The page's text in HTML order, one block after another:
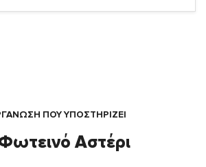
ΠΟΥ ΥΠΟΣΤΗΡΙΖΕΙ
Αστέρι